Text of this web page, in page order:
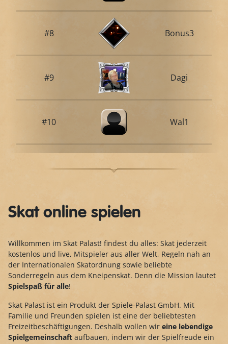
#8 Bonus3
#9 Dagi
#10 Wal1
Skat online spielen
Willkommen im Skat Palast! findest du alles: Skat jederzeit
kostenlos und live, Mitspieler aus aller Welt, Regeln nah an
der Internationalen Skatordnung sowie beliebte
Sonderregeln aus dem Kneipenskat. Denn die Mission lautet
Spielspaß für alle!
Skat Palast ist ein Produkt der Spiele-Palast GmbH. Mit
Familie und Freunden spielen ist eine der beliebtesten
Freizeitbeschäftigungen. Deshalb wollen wir eine lebendige
Spielgemeinschaft aufbauen, indem wir der Spielfreude ein